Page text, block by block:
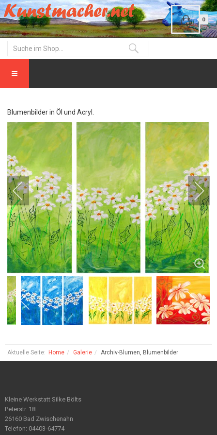
0
Blumenbilder in Öl und Acryl.
Aktuelle Seite: Home Galerie Archiv-Blumen, Blumenbilder
Kleine Werkstatt Silke Bölts
Peterstr. 18
26160 Bad Zwischenahn
Telefon: 04403-64774